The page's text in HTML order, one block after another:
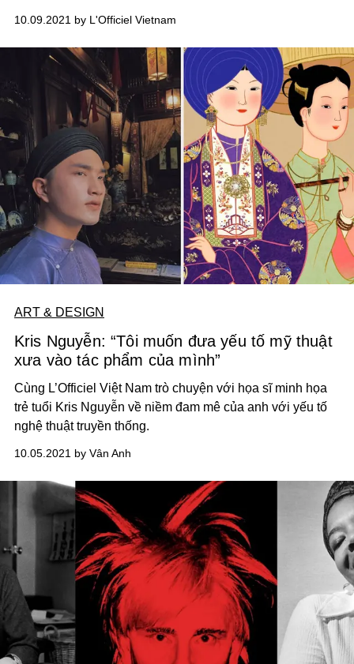
10.09.2021 by L'Officiel Vietnam
ART & DESIGN
Kris Nguyễn: “Tôi muốn đưa yếu tố mỹ thuật
xưa vào tác phẩm của mình”
Cùng L’Officiel Việt Nam trò chuyện với họa sĩ minh họa
trẻ tuổi Kris Nguyễn về niềm đam mê của anh với yếu tố
nghệ thuật truyền thống.
10.05.2021 by Vân Anh